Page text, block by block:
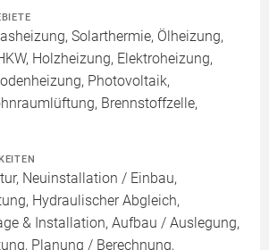
Solarthermie, Ölheizung,
Holzheizung, Elektroheizung,
Photovoltaik,
Brennstoffzelle,
Neuinstallation / Einbau,
Hydraulischer Abgleich,
& Installation, Aufbau / Auslegung,
Planung / Berechnung,